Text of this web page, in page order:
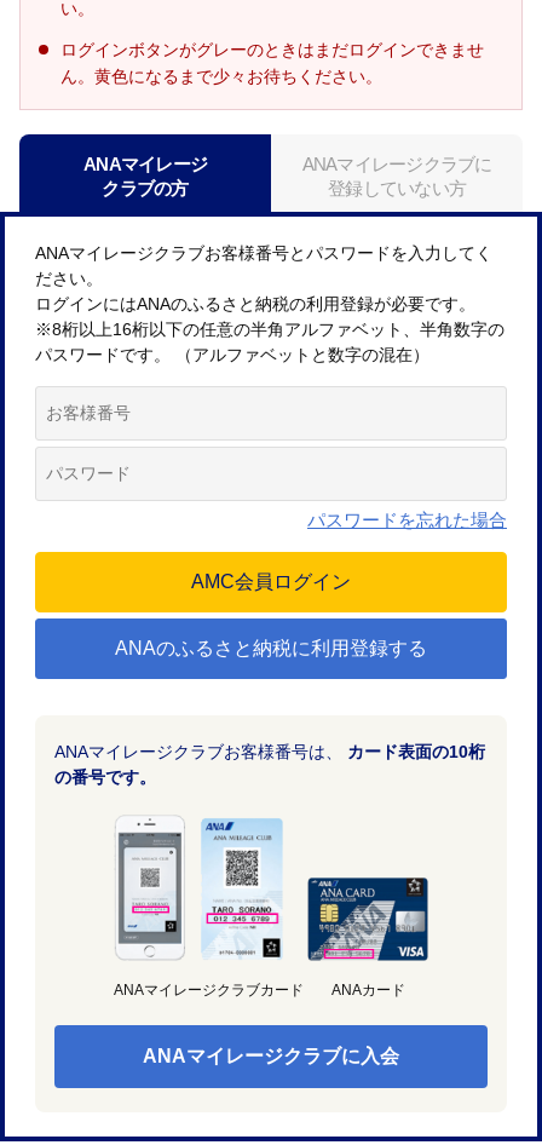
い。
ログインボタンがグレーのときはまだログインできませ
ん。黄色になるまで少々お待ちください。
ANAマイレージ
クラブの方
ANAマイレージクラブに
登録していない方
ANAマイレージクラブお客様番号とパスワードを入力してく
ださい。
ログインにはANAのふるさと納税の利用登録が必要です。
※8桁以上16桁以下の任意の半角アルファベット、半角数字の
パスワードです。 （アルファベットと数字の混在）
パスワードを忘れた場合
ANAのふるさと納税に利用登録する
ANAマイレージクラブお客様番号は、 カード表面の10桁
の番号です。
ANAマイレージクラブカード ANAカード
ANAマイレージクラブに入会